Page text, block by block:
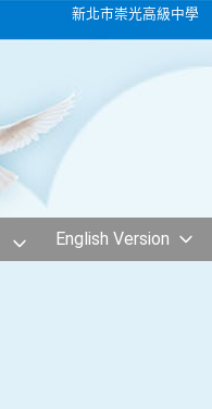
新北市崇光高級中學
English Version